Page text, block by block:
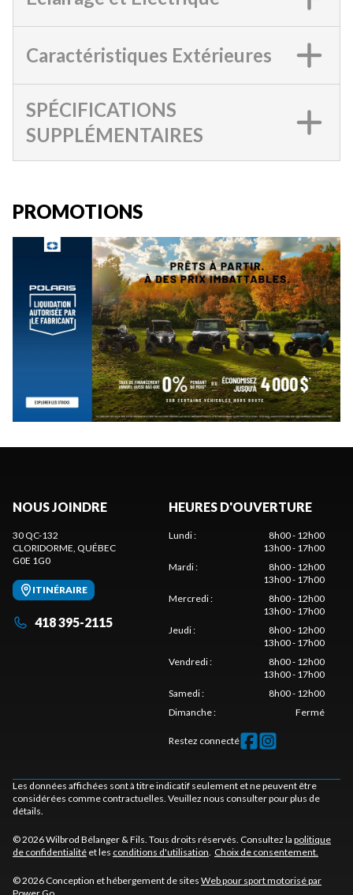
Caractéristiques Extérieures
SPÉCIFICATIONS
SUPPLÉMENTAIRES
PROMOTIONS
NOUS JOINDRE
30 QC-132
CLORIDORME, QUÉBEC
G0E 1G0
ITINÉRAIRE
418 395-2115
HEURES D'OUVERTURE
Lundi:
8h00 - 12h00
13h00 - 17h00
Mardi:
8h00 - 12h00
13h00 - 17h00
Mercredi:
8h00 - 12h00
13h00 - 17h00
Jeudi:
8h00 - 12h00
13h00 - 17h00
Vendredi:
8h00 - 12h00
13h00 - 17h00
Samedi:
8h00 - 12h00
Dimanche: Fermé
Restez connecté
Les données affichées sont à titre indicatif seulement et ne peuvent être
considérées comme contractuelles. Veuillez nous consulter pour plus de
détails.
© 2026 Wilbrod Bélanger & Fils. Tous droits réservés. Consultez la politique
de confidentialité et les conditions d'utilisation. Choix de consentement.
© 2026 Conception et hébergement de sites Web pour sport motorisé par